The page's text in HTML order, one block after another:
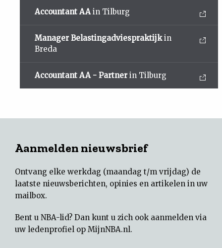
Accountant AA in Tilburg
Manager Belastingadviespraktijkin
Breda
Accountant AA - Partner in Tilburg
Aanmelden nieuwsbrief
Ontvang elke werkdag (maandag t/m vrijdag) de
laatste nieuwsberichten, opinies en artikelen in uw
mailbox.
Bent u NBA-lid? Dan kunt u zich ook aanmelden via
uw ledenprofiel op MijnNBA.nl.